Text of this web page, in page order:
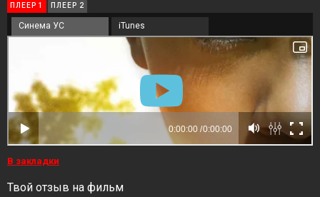
ПЛЕЕР 1 ПЛЕЕР 2
Синема УС iTunes
В закладки
Твой отзыв на фильм